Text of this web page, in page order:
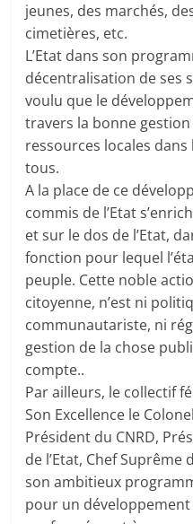
jeunes, des marchés,
cimetières, etc.
L’Etat dans son
décentralisation de ses
voulu que le
travers la bonne
ressources locales
tous.
A la place de ce
commis de l’Etat
et sur le dos de l’Etat,
fonction pour lequel
peuple. Cette noble
citoyenne, n’est ni
communautariste, ni
gestion de la chose
compte..
Par ailleurs, le collectif
Son Excellence le
Président du CNRD,
de l’Etat, Chef
son ambitieux
pour un